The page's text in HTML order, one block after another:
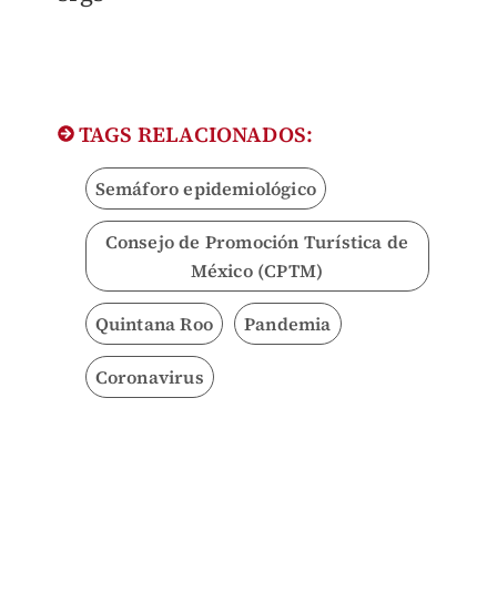
TAGS RELACIONADOS:
Semáforo epidemiológico
Consejo de Promoción Turística de
México (CPTM)
Quintana Roo Pandemia
Coronavirus